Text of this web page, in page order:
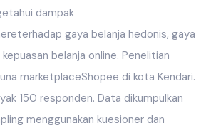
dampak
gaya belanja hedonis, gaya
belanja online. Penelitian
marketplaceShopee di kota Kendari.
150 responden. Data dikumpulkan
menggunakan kuesioner dan